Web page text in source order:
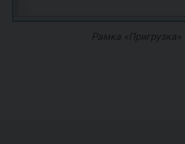
Рамка «Пригрузка»